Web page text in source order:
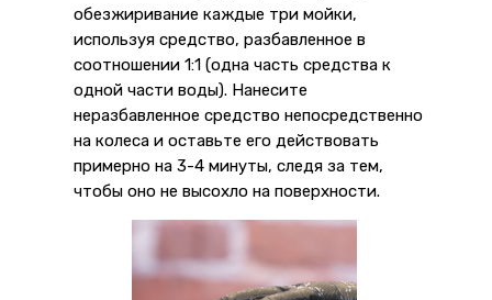
обезжиривание каждые три мойки,
используя средство, разбавленное в
соотношении 1:1 (одна часть средства к
одной части воды). Нанесите
неразбавленное средство непосредственно
на колеса и оставьте его действовать
примерно на 3-4 минуты, следя за тем,
чтобы оно не высохло на поверхности.